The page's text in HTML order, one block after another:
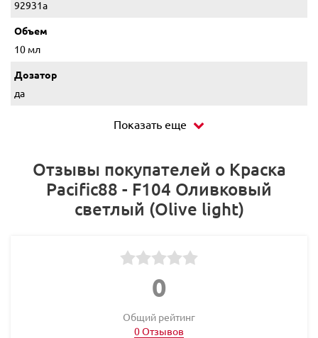
92931a
Объем
10 мл
Дозатор
да
Показать еще
Отзывы покупателей о Краска
Pacific88 - F104 Оливковый
светлый (Olive light)
0
Общий рейтинг
0 Отзывов